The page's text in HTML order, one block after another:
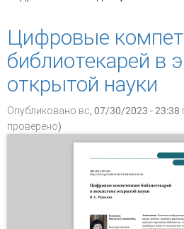
деятельности
(Ежегодный доклад
международного
«СОЧИ–2023»)
Цифровые
библиотекарей в
открытой науки
Опубликовано вс, 07/30/2023 - 23:38
проверено)